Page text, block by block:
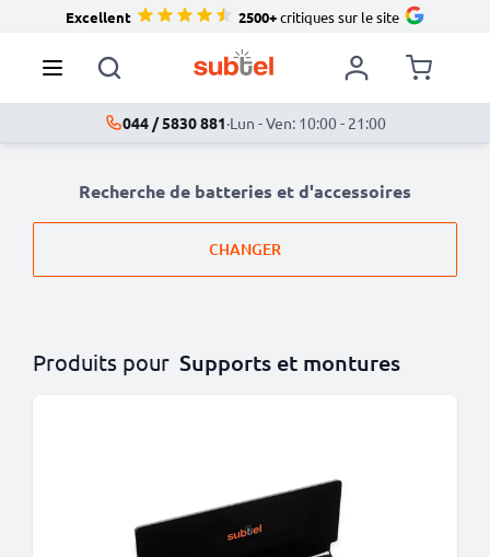
Excellent 2500+critiques sur le site
044 / 5830 881·Lun - Ven: 10:00 - 21:00
Recherche de batteries et d'accessoires
CHANGER
Produits pour Supports et montures